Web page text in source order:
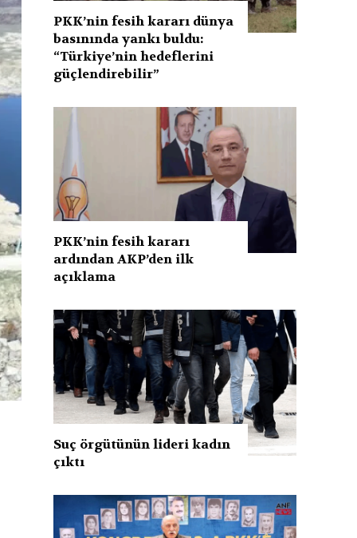
PKK’nin fesih kararı dünya
basınında yankı buldu:
“Türkiye’nin hedeflerini
güçlendirebilir”
PKK’nin fesih kararı
ardından AKP’den ilk
açıklama
Suç örgütünün lideri kadın
çıktı